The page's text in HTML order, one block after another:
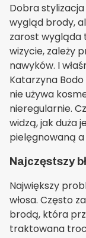
Dobra
wygląd brody,
zarost wygląda
wizycie, zależy
nawyków. I
Katarzyna
nie używa
nieregularnie.
widzą, jak duża
pielęgnowaną
Najczęstszy
Największy
włosa. Często
brodą, która
traktowana